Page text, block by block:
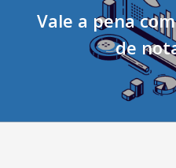
Vale a pena
de